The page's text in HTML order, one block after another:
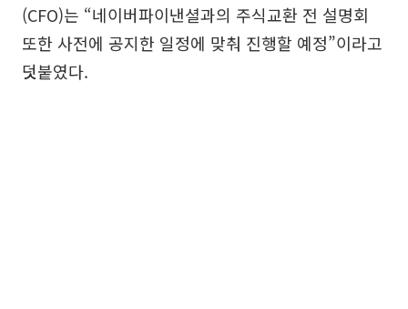
(CFO)는 “네이버파이낸셜과의 주식교환 전 설명회
또한 사전에 공지한 일정에 맞춰 진행할 예정”이라고
덧붙였다.